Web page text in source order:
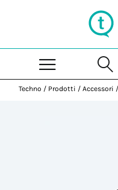
Techno / Prodotti / Accessori /